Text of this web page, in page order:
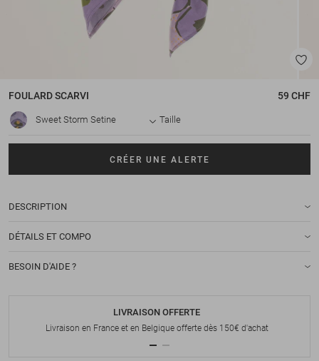
FOULARDSCARVI 59 CHF
Sweet Storm Setine Taille
CRÉER UNE ALERTE
DESCRIPTION
DÉTAILS ET COMPO
BESOIN D'AIDE ?
LIVRAISON OFFERTE
Livraison en France et en Belgique offerte dès 150€ d'achat